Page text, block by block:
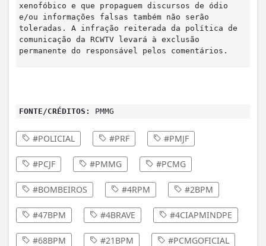
xenofóbico e que propaguem discursos de ódio
e/ou informações falsas também não serão
toleradas. A infração reiterada da política de
comunicação da RCWTV levará à exclusão
permanente do responsável pelos comentários.
FONTE/CRÉDITOS: PMMG
#POLICIAL #PRF #PMJF
#PCJF #PMMG #PCMG
#BOMBEIROS #4RPM #2BPM
#47BPM #4BRAVE #4CIAPMINDPE
#68BPM #21BPM #PCMGOFICIAL